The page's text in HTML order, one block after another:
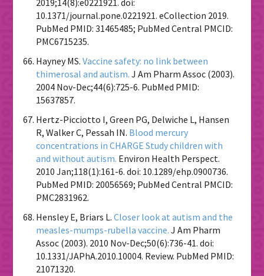
10.1371/journal.pone.0221921. eCollection 2019.
PubMed PMID: 31465485; PubMed Central PMCID:
PMC6715235.
Hayney MS. Vaccine safety: no link between
thimerosal and autism. J Am Pharm Assoc (2003).
2004 Nov-Dec;44(6):725-6. PubMed PMID:
15637857.
Hertz-Picciotto I, Green PG, Delwiche L, Hansen
R, Walker C, Pessah IN. Blood mercury
concentrations in CHARGE Study children with
and without autism. Environ Health Perspect.
2010 Jan;118(1):161-6. doi: 10.1289/ehp.0900736.
PubMed PMID: 20056569; PubMed Central PMCID:
PMC2831962.
Hensley E, Briars L. Closer look at autism and the
measles-mumps-rubella vaccine. J Am Pharm
Assoc (2003). 2010 Nov-Dec;50(6):736-41. doi:
10.1331/JAPhA.2010.10004. Review. PubMed PMID:
21071320.